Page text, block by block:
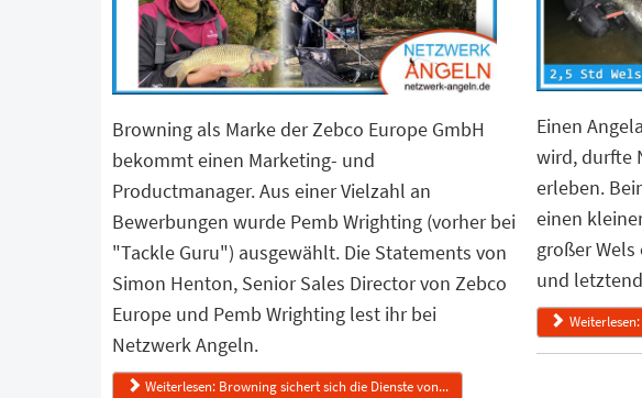
Browning als Marke der Zebco Europe GmbH
bekommt einen Marketing- und
Productmanager. Aus einer Vielzahl an
Bewerbungen wurde Pemb Wrighting (vorher bei
"Tackle Guru") ausgewählt. Die Statements von
Simon Henton, Senior Sales Director von Zebco
Europe und Pemb Wrighting lest ihr bei
Netzwerk Angeln.
Weiterlesen: Browning sichert sich die Dienste von...
Einen
wird, durfte
erleben.
einen
großer
und